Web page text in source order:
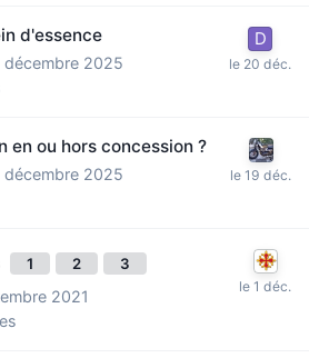
d'essence
décembre 2025
en ou hors concession ?
décembre 2025
1 2 3
2021